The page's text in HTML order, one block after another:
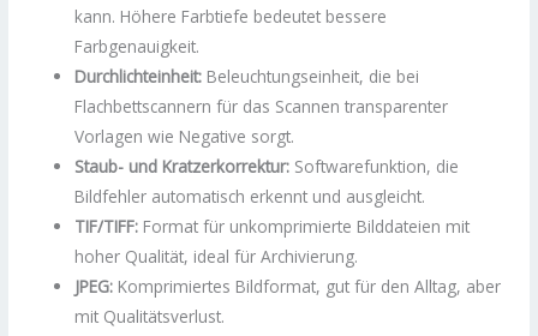
kann. Höhere Farbtiefe bedeutet bessere
Farbgenauigkeit.
Durchlichteinheit: Beleuchtungseinheit, die bei
Flachbettscannern für das Scannen transparenter
Vorlagen wie Negative sorgt.
Staub- und Kratzerkorrektur: Softwarefunktion, die
Bildfehler automatisch erkennt und ausgleicht.
TIF/TIFF: Format für unkomprimierte Bilddateien mit
hoher Qualität, ideal für Archivierung.
JPEG: Komprimiertes Bildformat, gut für den Alltag, aber
mit Qualitätsverlust.